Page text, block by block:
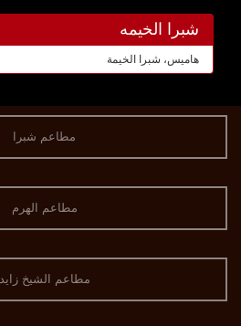
شبرا الخيمه
هاميس، شبرا الخيمة
مطاعم شبرا
مطاعم الهرم
مطاعم الشيخ زايد